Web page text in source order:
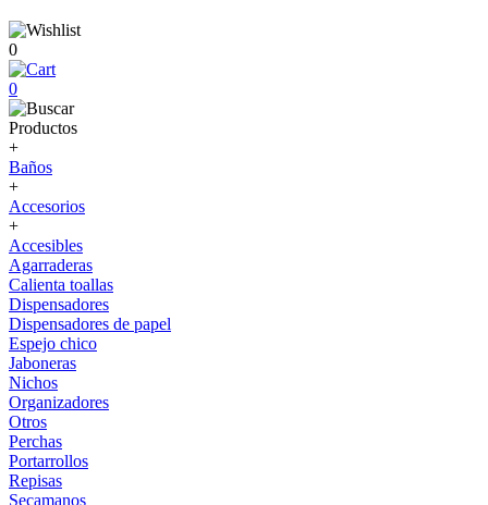
0
0
Productos
+
Baños
+
Accesorios
+
Accesibles
Agarraderas
Calienta toallas
Dispensadores
Dispensadores de papel
Espejo chico
Jaboneras
Nichos
Organizadores
Otros
Perchas
Portarrollos
Repisas
Secamanos